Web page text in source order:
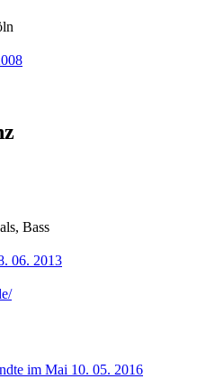
Bass
06. 2013
im Mai 10. 05. 2016